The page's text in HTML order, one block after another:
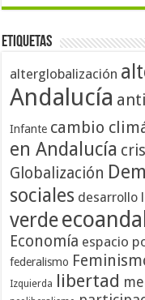
Etiquetas
alterglobalización
Andalucía
Infante cambio
en Andalucía
Globalización
sociales desarrollo
verde
Economía espacio
federalismo
Izquierda libertad